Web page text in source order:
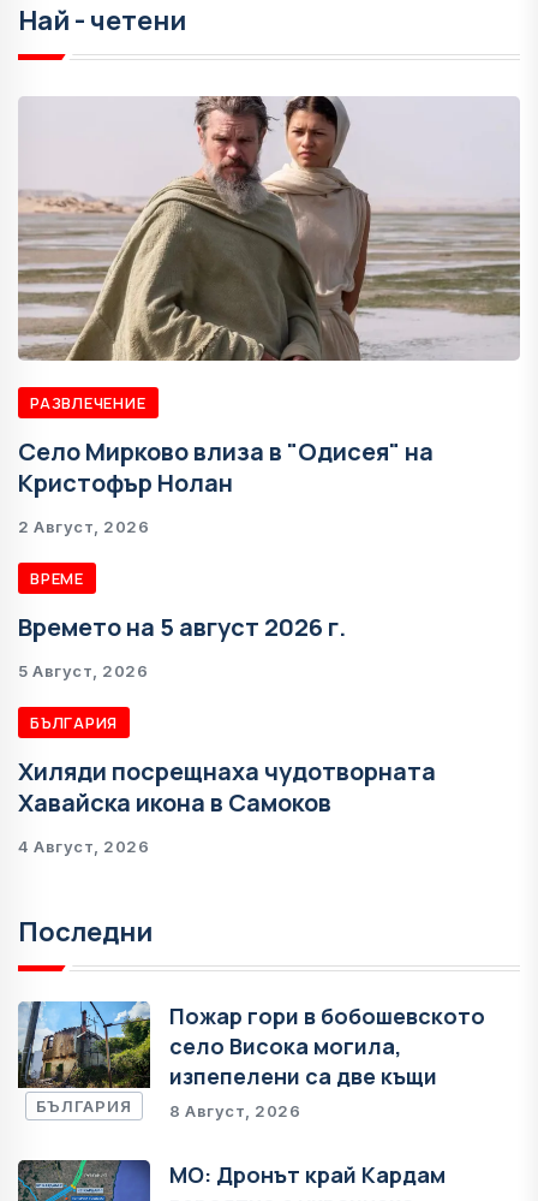
Най - четени
РАЗВЛЕЧЕНИЕ
Село Мирково влиза в "Одисея" на
Кристофър Нолан
2 Август, 2026
ВРЕМЕ
Времето на 5 август 2026 г.
5 Август, 2026
БЪЛГАРИЯ
Хиляди посрещнаха чудотворната
Хавайска икона в Самоков
4 Август, 2026
Последни
БЪЛГАРИЯ
Пожар гори в бобошевското
село Висока могила,
изпепелени са две къщи
8 Август, 2026
МО: Дронът край Кардам